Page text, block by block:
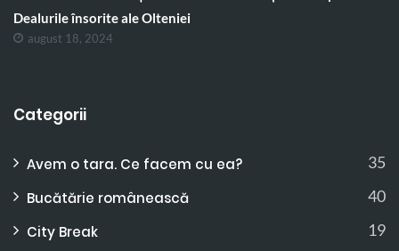
Dealurile însorite ale Olteniei
august 18, 2024
Categorii
Avem o tara. Ce facem cu ea? 35
Bucătărie românească 40
City Break 19